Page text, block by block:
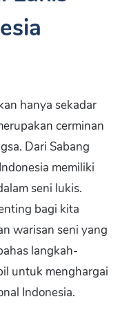
hanya sekadar
cerminan
Dari Sabang
memiliki
seni lukis.
bagi kita
warisan seni yang
langkah-
untuk menghargai
Indonesia.